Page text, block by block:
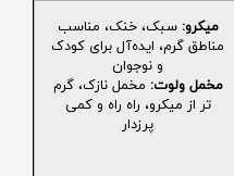
میکرو: سبک، خنک، مناسب
مناطق گرم، ایده‌آل برای کودک
و نوجوان
مخمل ولوت: مخمل نازک، گرم
تر از میکرو، راه راه و کمی
پرزدار